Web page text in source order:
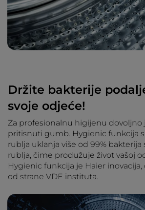
Držite bakterije
svoje odjeće!
Za profesionalnu higijenu dovoljno
pritisnuti gumb. Hygienic funkcija
rublja uklanja više od 99% bakterija
rublja, čime produžuje život vašoj
Hygienic funkcija je Haier inovacija,
od strane VDE instituta.